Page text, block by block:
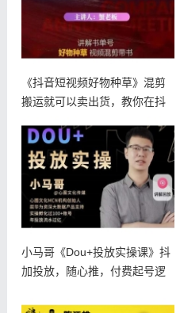
《抖音短视频好物种草》混剪
搬运就可以卖出货，教你在抖
小马哥《Dou+投放实操课》抖
加投放，随心推，付费起号逻